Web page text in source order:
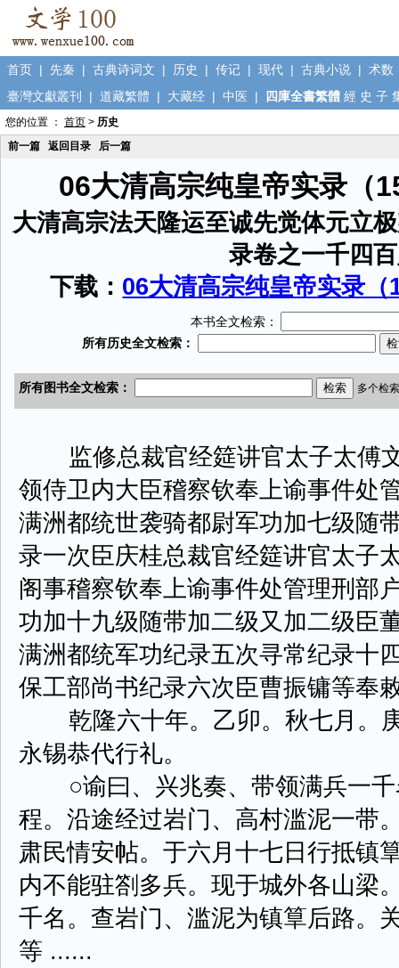
首页 | 先秦 | 古典诗词文 | 历史 | 传记 | 现代 | 古典小说 | 术数
臺灣文獻叢刊
| 道藏繁體 | 大藏经 | 中医 | 四庫全書繁體 經 史 子
您的位置 ： 首页 > 历史
前一篇
返回目录 后一篇
06大清高宗纯皇帝实录（
大清高宗法天隆运至诚先觉体元立
录卷之一千四
下载： 06大清高宗纯皇帝实录
本书全文检索：
监修总裁官经筵讲官太子太傅
领侍卫内大臣稽察钦奉上谕事件处
满洲都统世袭骑都尉军功加七级随
录一次臣庆桂总裁官经筵讲官太子
阁事稽察钦奉上谕事件处管理刑部
功加十九级随带加二级又加二级臣
满洲都统军功纪录五次寻常纪录十
保工部尚书纪录六次臣曹振镛等奉
乾隆六十年。乙卯。秋七月。
永锡恭代行礼。
○谕曰、兴兆奏、带领满兵一千
程。沿途经过岩门、高村滥泥一带
肃民情安帖。于六月十七日行抵镇
内不能驻劄多兵。现于城外各山梁
千名。查岩门、滥泥为镇筸后路。
等 ......